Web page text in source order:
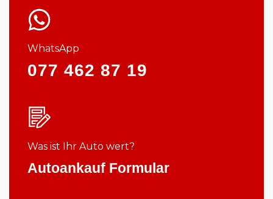
WhatsApp
077 462 87 19
Was ist Ihr Auto wert?
Autoankauf Formular